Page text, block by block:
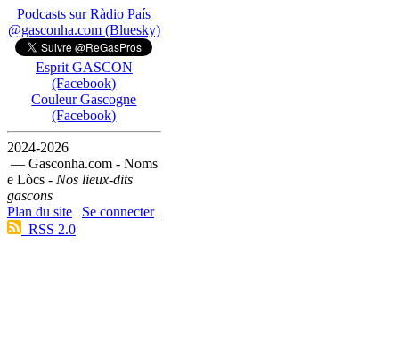
Podcasts sur Ràdio País
@gasconha.com (Bluesky)
Esprit GASCON
(Facebook)
Couleur Gascogne
(Facebook)
2024-2026
— Gasconha.com - Noms
e Lòcs - Nos lieux-dits
gascons
Plan du site | Se connecter|
RSS 2.0